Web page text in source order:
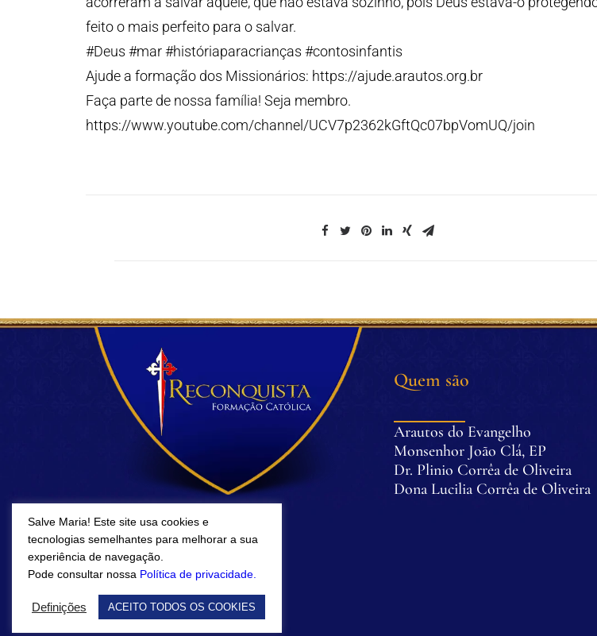
feito o mais perfeito para o salvar.
#Deus #mar #históriaparacrianças #contosinfantis
Ajude a formação dos Missionários: https://ajude.arautos.org.br
Faça parte de nossa família! Seja membro.
https://www.youtube.com/channel/UCV7p2362kGftQc07bpVomUQ/join
Quem são
Arautos do Evangelho
Monsenhor João Clá, EP
Dr. Plinio Corrêa de Oliveira
Dona Lucilia Corrêa de Oliveira
Salve Maria! Este site usa cookies e
tecnologias semelhantes para melhorar a sua
experiência de navegação.
Pode consultar nossa Política de privacidade.
Definições ACEITO TODOS OS COOKIES